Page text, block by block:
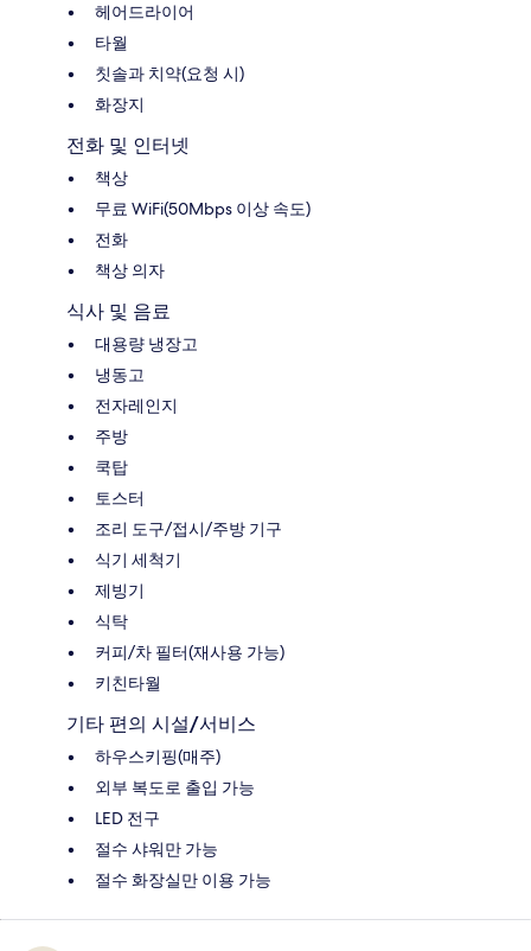
헤어드라이어
타월
칫솔과 치약(요청 시)
화장지
전화 및 인터넷
책상
무료 WiFi(50Mbps 이상 속도)
전화
책상 의자
식사 및 음료
대용량 냉장고
냉동고
전자레인지
주방
쿡탑
토스터
조리 도구/접시/주방 기구
식기 세척기
제빙기
식탁
커피/차 필터(재사용 가능)
키친타월
기타 편의 시설/서비스
하우스키핑(매주)
외부 복도로 출입 가능
LED 전구
절수 샤워만 가능
절수 화장실만 이용 가능